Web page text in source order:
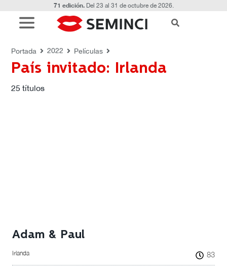
71 edición.Del 23 al 31 de octubre de 2026.
Portada 2022 Películas
País invitado: Irlanda
25 títulos
Adam & Paul
Irlanda 83